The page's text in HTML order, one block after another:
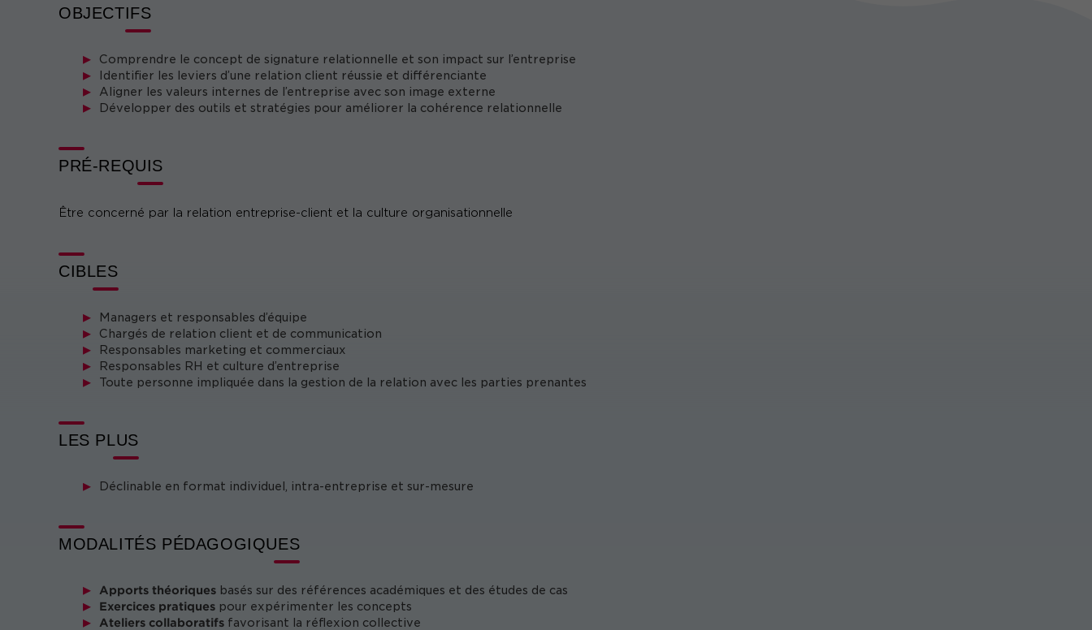
À l’issue de cette formation, les participants seront capables d’identifier, d’analyser et d’améliorer la
OBJECTIFS
Comprendre le concept de signature relationnelle et son impact sur l’entreprise
Identifier les leviers d’une relation client réussie et différenciante
Aligner les valeurs internes de l’entreprise avec son image externe
Développer des outils et stratégies pour améliorer la cohérence relationnelle
PRÉ-REQUIS
Être concerné par la relation entreprise-client et la culture organisationnelle
CIBLES
Managers et responsables d’équipe
Chargés de relation client et de communication
Responsables marketing et commerciaux
Responsables RH et culture d’entreprise
Toute personne impliquée dans la gestion de la relation avec les parties prenantes
LES PLUS
Déclinable en format individuel, intra-entreprise et sur-mesure
MODALITÉS PÉDAGOGIQUES
Apports théoriques basés sur des références académiques et des études de cas
Exercices pratiques pour expérimenter les concepts
Ateliers collaboratifs favorisant la réflexion collective